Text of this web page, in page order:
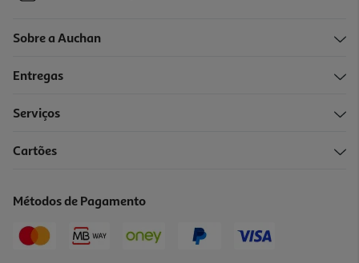
Sobre a Auchan
Entregas
Serviços
Cartões
Métodos de Pagamento